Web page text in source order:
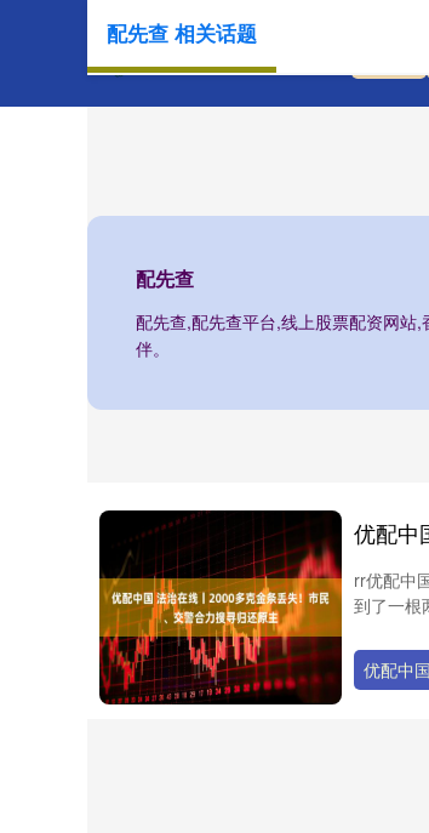
配先查
配先查,配先查平台,线上股票配资网站
伴。
配先查 相关话题
rr优配中
到了一根
优配中国